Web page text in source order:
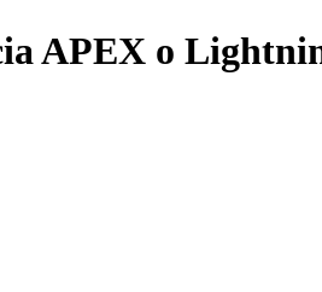
APEX o